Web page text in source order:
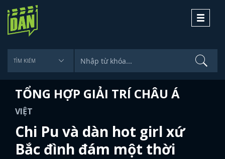
Toggle
TỔNG HỢP GIẢI TRÍ CHÂU Á
VIỆT
Chi Pu và dàn hot girl xứ
Bắc đình đám một thời